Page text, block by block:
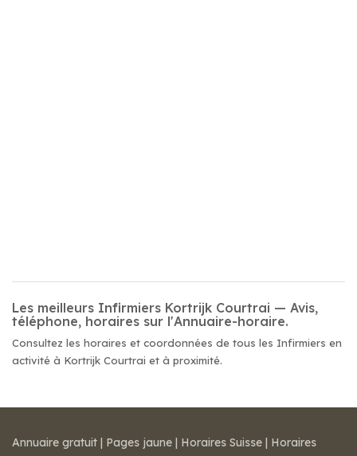
Les meilleurs Infirmiers Kortrijk Courtrai — Avis,
téléphone, horaires sur l'Annuaire-horaire.
Consultez les horaires et coordonnées de tous les Infirmiers en
activité à Kortrijk Courtrai et à proximité.
Annuaire gratuit | Pages jaune | Horaires Suisse | Horaires